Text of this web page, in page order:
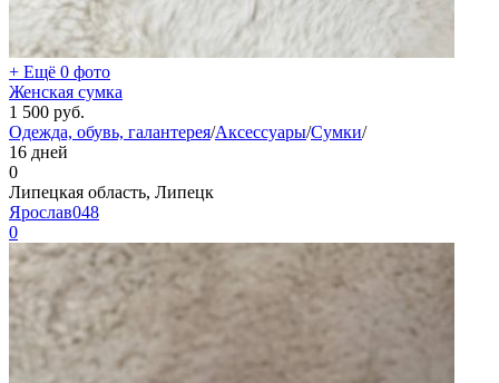
+ Ещё 0 фото
Женская сумка
1 500 руб.
Одежда, обувь, галантерея/Аксессуары/Сумки/
16 дней
0
Липецкая область, Липецк
Ярослав048
0